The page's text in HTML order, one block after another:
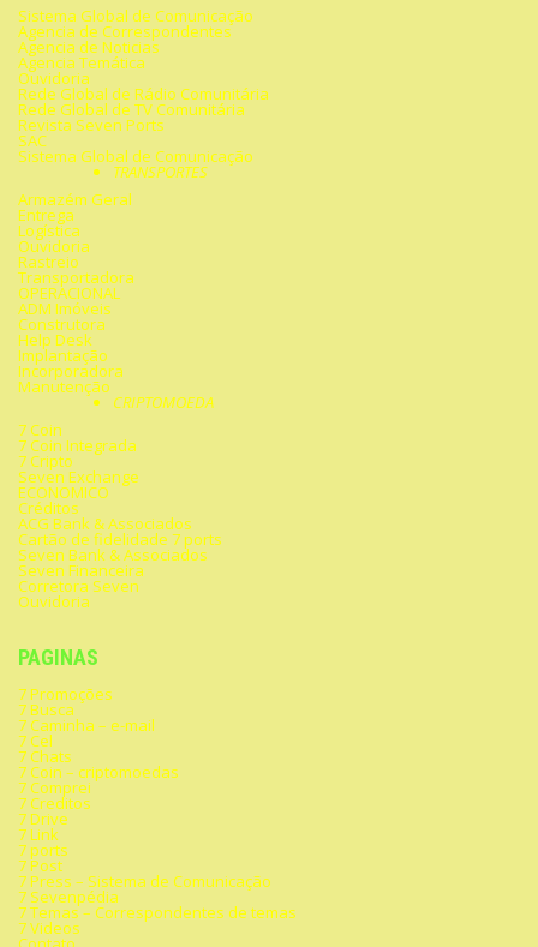
Sistema Global de Comunicação
Agencia de Correspondentes
Agencia de Noticias
Agencia Temática
Ouvidoria
Rede Global de Rádio Comunitária
Rede Global de TV Comunitária
Revista Seven Ports
SAC
Sistema Global de Comunicação
TRANSPORTES
Armazém Geral
Entrega
Logística
Ouvidoria
Rastreio
Transportadora
OPERACIONAL
ADM Imóveis
Construtora
Help Desk
Implantação
Incorporadora
Manutenção
CRIPTOMOEDA
7 Coin
7 Coin Integrada
7 Cripto
Seven Exchange
ECONOMICO
Créditos
ACG Bank & Associados
Cartão de fidelidade 7 ports
Seven Bank & Associados
Seven Financeira
Corretora Seven
Ouvidoria
PAGINAS
7 Promoções
7 Busca
7 Caminha – e-mail
7 Cel
7 Chats
7 Coin – criptomoedas
7 Comprei
7 Creditos
7 Drive
7 Link
7 ports
7 Post
7 Press – Sistema de Comunicação
7 Sevenpédia
7 Temas – Correspondentes de temas
7 Videos